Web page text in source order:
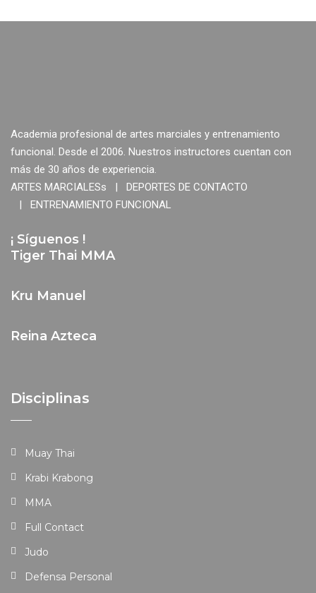
Academia profesional de artes marciales y entrenamiento
funcional. Desde el 2006. Nuestros instructores cuentan con
más de 30 años de experiencia.
ARTES MARCIALESs | DEPORTES DE CONTACTO
| ENTRENAMIENTO FUNCIONAL
¡ Síguenos !
Tiger Thai MMA
Kru Manuel
Reina Azteca
Disciplinas
Muay Thai
Krabi Krabong
MMA
Full Contact
Judo
Defensa Personal